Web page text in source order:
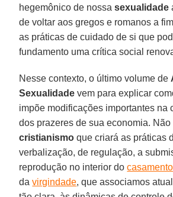
hegemônico de nossasexualidade
de voltar aos gregos e romanos a
as práticas de cuidado de si que
fundamento uma crítica social
Nesse contexto, o último volume de
Sexualidade vem para explicar
impõe modificações importantes na
dos prazeres de sua economia. Não
cristianismo que criará as práticas
verbalização, de regulação, a
reprodução no interior docasamento
davirgindade, que associamos